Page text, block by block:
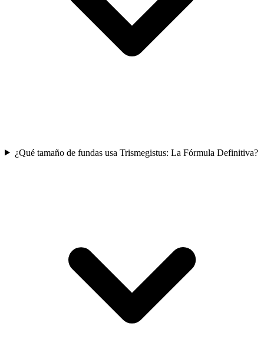
¿Qué tamaño de fundas usa Trismegistus: La Fórmula Definitiva?